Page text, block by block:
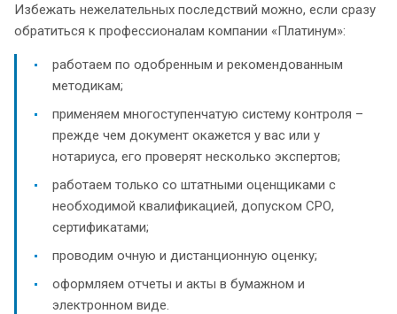
Избежать нежелательных последствий можно, если сразу
обратиться к профессионалам компании «Платинум»:
работаем по одобренным и рекомендованным
методикам;
применяем многоступенчатую систему контроля –
прежде чем документ окажется у вас или у
нотариуса, его проверят несколько экспертов;
работаем только со штатными оценщиками с
необходимой квалификацией, допуском СРО,
сертификатами;
проводим очную и дистанционную оценку;
оформляем отчеты и акты в бумажном и
электронном виде.